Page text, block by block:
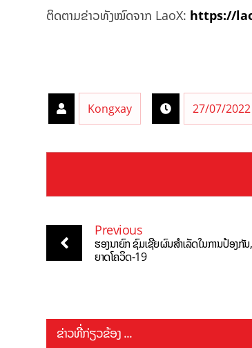
ຕິດຕາມຂ່າວທັງໝົດຈາກ LaoX: https://
Kongxay 27/07/2022
Previous
ຮອງນາຍົກ ຊົມເຊີຍຜົນສຳເລັດໃນການປ້ອງ
ຍາດໂຄວິດ-19
ຂ່າວທີ່ກ່ຽວຂ້ອງ ...